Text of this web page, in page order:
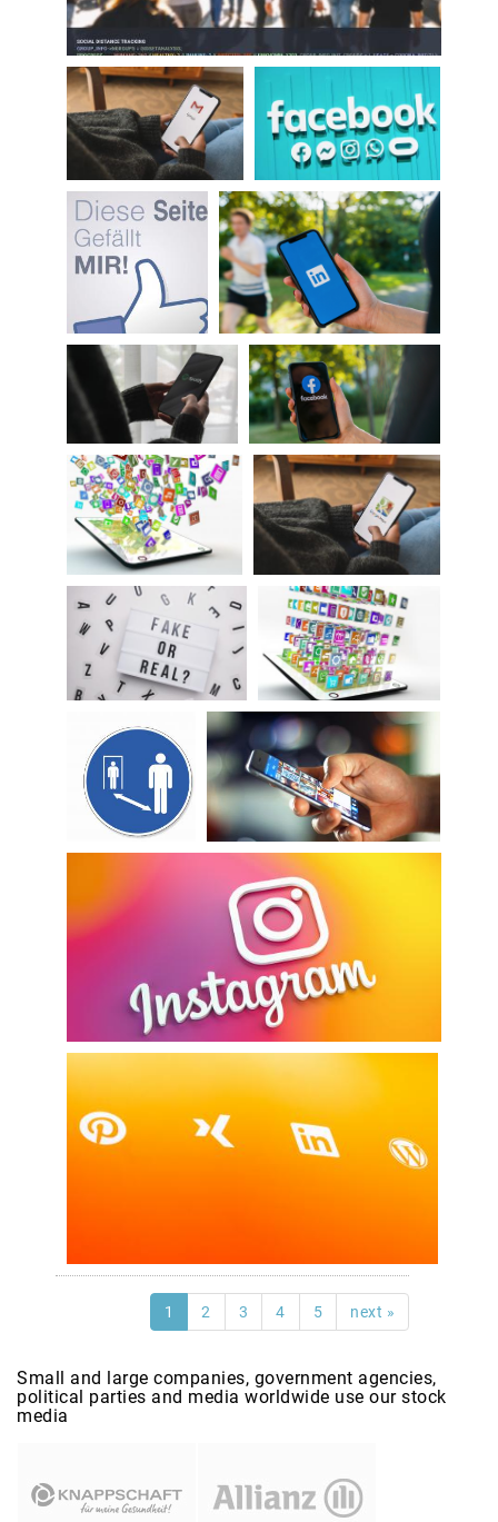
1 2 3 4 5 next »
Small and large companies, government agencies,
political parties and media worldwide use our stock
media